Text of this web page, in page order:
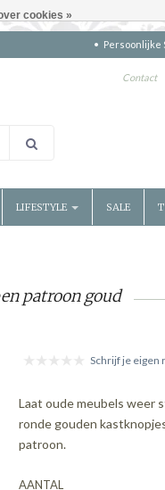
Persoonlijke
Contact
LIFESTYLE SALE
patroon goud
Schrijf je eigen
Laat oude meubels weer
ronde gouden
patroon.
AANTAL
cookies »